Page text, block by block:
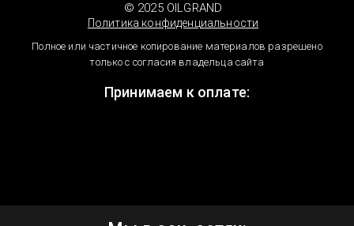
© 2025 OILGRAND
Политика конфиденциальности
Полное или частичное копирование материалов разрешено
только с согласия владельца сайта
Принимаем к оплате: